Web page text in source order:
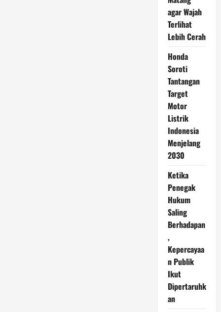
agar Wajah
Terlihat
Lebih Cerah
Honda
Soroti
Tantangan
Target
Motor
Listrik
Indonesia
Menjelang
2030
Ketika
Penegak
Hukum
Saling
Berhadapan
,
Kepercayaa
n Publik
Ikut
Dipertaruhk
an